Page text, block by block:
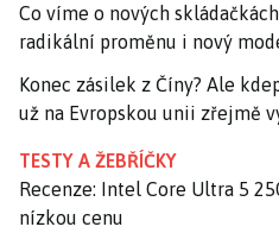
Co víme o nových
radikální proměnu i nový
Konec zásilek z Číny? Ale
už na Evropskou unii zřejmě
TESTY A ŽEBŘÍČKY
Recenze: Intel Core Ultra 5
nízkou cenu